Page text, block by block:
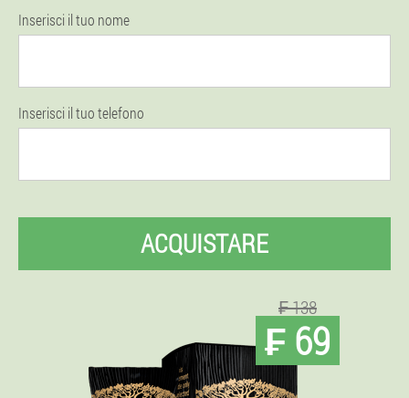
Inserisci il tuo nome
Inserisci il tuo telefono
ACQUISTARE
₣ 138
₣ 69